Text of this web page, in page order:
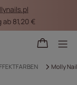
81,20 €
Molly